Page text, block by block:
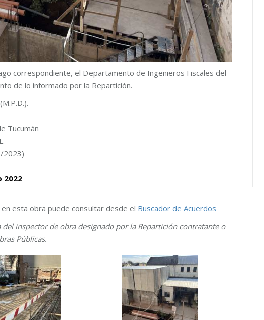
correspondiente, el Departamento de Ingenieros Fiscales del
de lo informado por la Repartición.
Tucumán
2023)
2022
esta obra puede consultar desde el Buscador de Acuerdos
inspector de obra designado por la Repartición contratante o
Públicas.